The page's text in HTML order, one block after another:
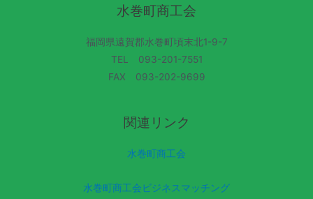
水巻町商工会
福岡県遠賀郡水巻町頃末北1-9-7
TEL 093-201-7551
FAX 093-202-9699
関連リンク
水巻町商工会
水巻町商工会ビジネスマッチング